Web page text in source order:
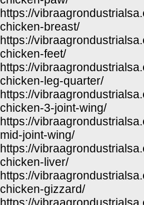
https://
chicken-breast/
https://
chicken-feet/
https://
chicken-leg-quarter/
https://
chicken-3-joint-wing/
https://
mid-joint-wing/
https://
chicken-liver/
https://
chicken-gizzard/